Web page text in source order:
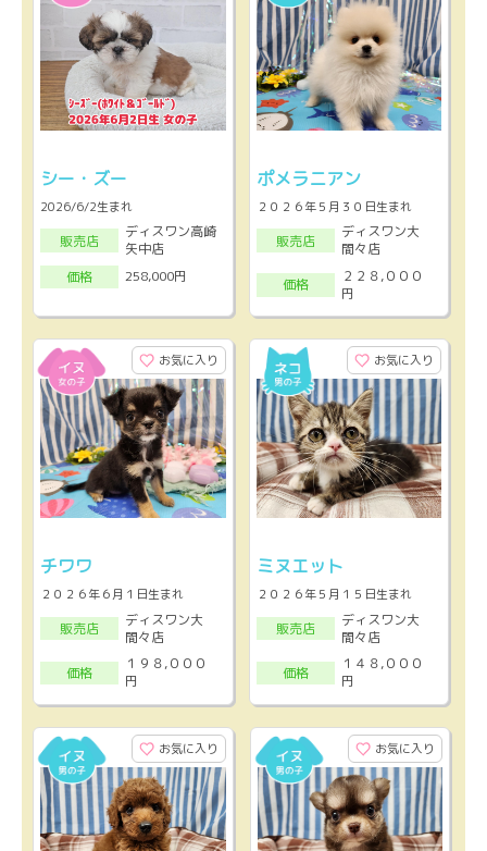
シー・ズー
2026/6/2生まれ
販売店
ディスワン高崎
矢中店
価格
258,000円
ポメラニアン
２０２６年５月３０日生まれ
販売店
ディスワン大
間々店
価格
２２８,０００
円
お気に入り
チワワ
２０２６年６月１日生まれ
販売店
ディスワン大
間々店
価格
１９８,０００
円
お気に入り
ミヌエット
２０２６年５月１５日生まれ
販売店
ディスワン大
間々店
価格
１４８,０００
円
お気に入り お気に入り